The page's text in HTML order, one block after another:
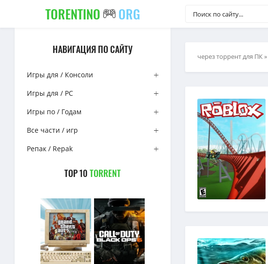
TORENTINO ORG
НАВИГАЦИЯ ПО САЙТУ
Игры для / Консоли
Игры для / PC
Игры по / Годам
Все части / игр
Репак / Repak
TOP 10TORRENT
через торрент для ПК»